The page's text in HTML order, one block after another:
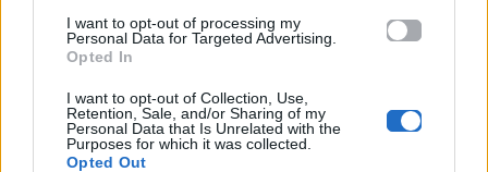
I want to opt-out of processing my
Personal Data for Targeted Advertising.
Opted In
I want to opt-out of Collection, Use,
Retention, Sale, and/or Sharing of my
Personal Data that Is Unrelated with the
Purposes for which it was collected.
Opted Out
H διπλή γκάφα του
Ντάνου στο Survivor
που δεν πρόσεξε
(σχεδόν) κανείς!
Αυτός ο άνθρωπος
μέσα σε ένα πλυντήριο
και κατάφερε να
αποδράσει.